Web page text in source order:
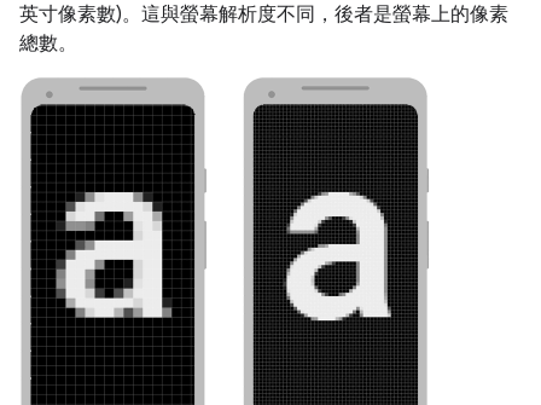
英寸像素數)。這與螢幕解析度不同，後者是螢幕上的像素
總數。